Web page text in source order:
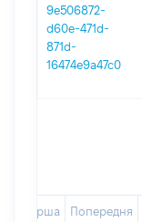
9e506872-
d60e-471d-
871d-
16474e9a47c0
Перша Попередня